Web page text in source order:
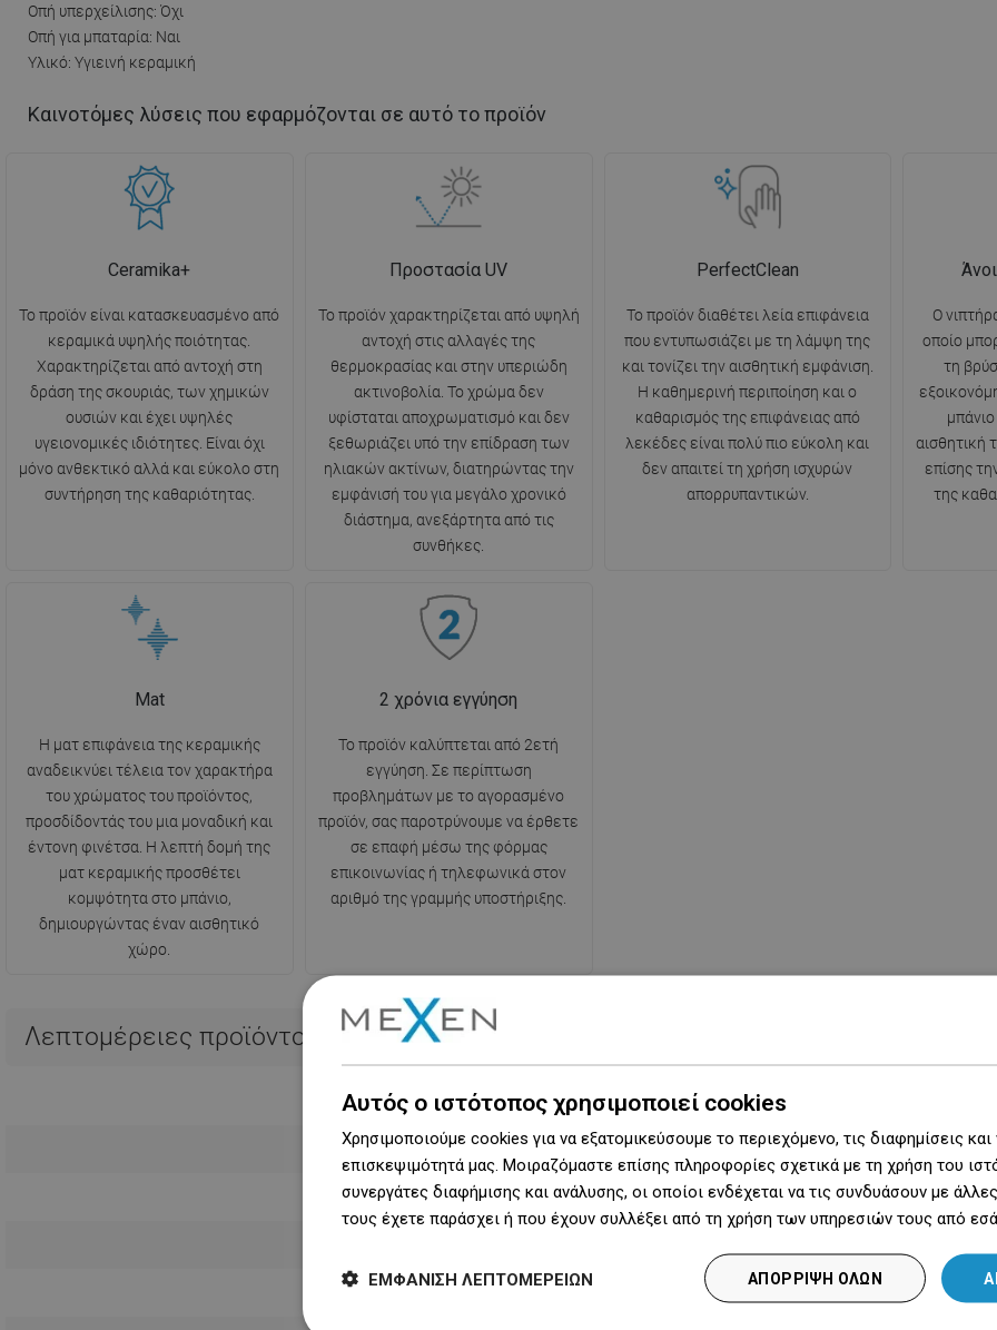
Οπή υπερχείλισης: Όχι
Οπή για μπαταρία: Ναι
Υλικό: Υγιεινή κεραμική
Καινοτόμες λύσεις που εφαρμόζονται σε αυτό το προϊόν
Ceramika+
Το προϊόν είναι κατασκευασμένο από
κεραμικά υψηλής ποιότητας.
Χαρακτηρίζεται από αντοχή στη
δράση της σκουριάς, των χημικών
ουσιών και έχει υψηλές
υγειονομικές ιδιότητες. Είναι όχι
μόνο ανθεκτικό αλλά και εύκολο στη
συντήρηση της καθαριότητας.
Προστασία UV
Το προϊόν χαρακτηρίζεται από υψηλή
αντοχή στις αλλαγές της
θερμοκρασίας και στην υπεριώδη
ακτινοβολία. Το χρώμα δεν
υφίσταται αποχρωματισμό και δεν
ξεθωριάζει υπό την επίδραση των
ηλιακών ακτίνων, διατηρώντας την
εμφάνισή του για μεγάλο χρονικό
διάστημα, ανεξάρτητα από τις
συνθήκες.
PerfectClean
Το προϊόν διαθέτει λεία επιφάνεια
που εντυπωσιάζει με τη λάμψη της
και τονίζει την αισθητική εμφάνιση.
Η καθημερινή περιποίηση και ο
καθαρισμός της επιφάνειας από
λεκέδες είναι πολύ πιο εύκολη και
δεν απαιτεί τη χρήση ισχυρών
απορρυπαντικών.
Ο
οποίο
τη
αισθητική
επίσης
της
Mat
Η ματ επιφάνεια της κεραμικής
αναδεικνύει τέλεια τον χαρακτήρα
του χρώματος του προϊόντος,
προσδίδοντάς του μια μοναδική και
έντονη φινέτσα. Η λεπτή δομή της
ματ κεραμικής προσθέτει
κομψότητα στο μπάνιο,
δημιουργώντας έναν αισθητικό
χώρο.
2 χρόνια εγγύηση
Το προϊόν καλύπτεται από 2ετή
εγγύηση. Σε περίπτωση
προβλημάτων με το αγορασμένο
προϊόν, σας παροτρύνουμε να έρθετε
σε επαφή μέσω της φόρμας
επικοινωνίας ή τηλεφωνικά στον
αριθμό της γραμμής υποστήριξης.
Λεπτομέρειες προϊόντος
Σειρά Zita
Μεγαλύτερη πλευρά 40 εκ.
Συντομότερη πλευρά 40 cm
Αυτός ο ιστότοπος χρησιμοποιεί cookies
Χρησιμοποιούμε cookies για να εξατομικεύσουμε το περιεχόμενο, τις διαφημίσεις
επισκεψιμότητά μας. Μοιραζόμαστε επίσης πληροφορίες σχετικά με τη χρήση του
συνεργάτες διαφήμισης και ανάλυσης, οι οποίοι ενδέχεται να τις συνδυάσουν με
τους έχετε παράσχει ή που έχουν συλλέξει από τη χρήση των υπηρεσιών τους από
ΑΠΌΡΡΙΨΗ ΌΛΩΝ
ΕΜΦΆΝΙΣΗ ΛΕΠΤΟΜΕΡΕΙΏΝ